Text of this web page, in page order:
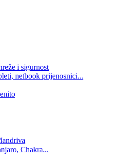
i sigurnost
netbook prijenosnici...
Chakra...